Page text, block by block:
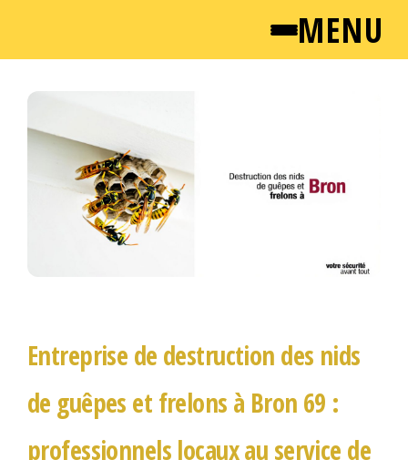
MENU
QUI SOMMES NOUS ?
NEWSROOM
ENGLISH
contenu
Entreprise de destruction des nids
de guêpes et frelons à Bron 69 :
professionnels locaux au service de